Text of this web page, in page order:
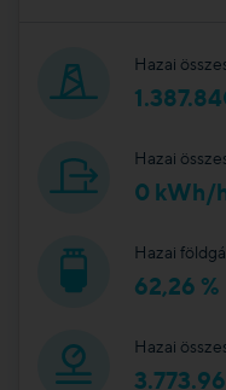
Hazai
Hazai
0 kWh/
Hazai
62,26 %
Hazai